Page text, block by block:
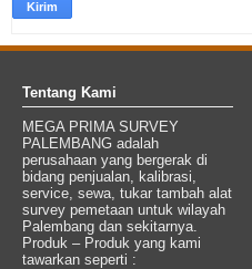
Tentang Kami
MEGA PRIMA SURVEY
PALEMBANG adalah
perusahaan yang bergerak di
bidang penjualan, kalibrasi,
service, sewa, tukar tambah alat
survey pemetaan untuk wilayah
Palembang dan sekitarnya.
Produk – Produk yang kami
tawarkan seperti :